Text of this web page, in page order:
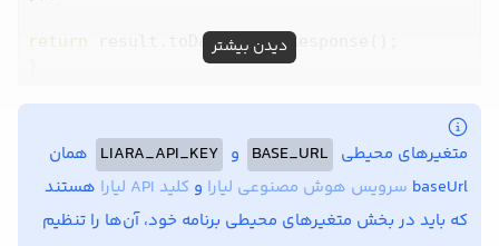
return result.toDataStreamResponse();
دیدن بیشتر
متغیرهای محیطی BASE_URL و LIARA_API_KEY همان
baseUrl سرویس هوش مصنوعی لیارا و کلید API لیارا
هستند
که باید در بخش متغیرهای محیطی برنامه خود، آن‌ها را تنظیم